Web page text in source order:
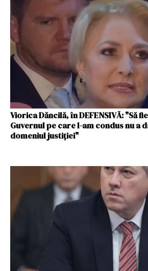
Viorica Dăncilă, în DEFENSIVĂ: "Să
Guvernul pe care l-am condus nu a
domeniul justiției"